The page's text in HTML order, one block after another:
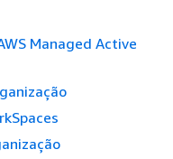
Managed Active